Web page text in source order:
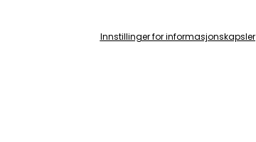
Innstillinger for informasjonskapsler